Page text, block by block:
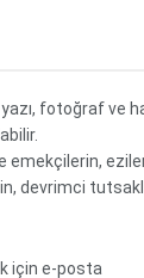
fotoğraf ve
emekçilerin,
devrimci
için e-posta